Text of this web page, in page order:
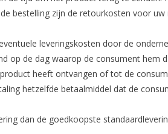
bestelling zijn de retourkosten voor
leveringskosten door de
op de dag waarop de consument hem
heeft ontvangen of tot de
hetzelfde betaalmiddel dat de
dan de goedkoopste